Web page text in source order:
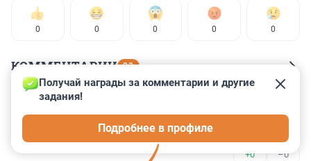
0 0 0 0 0
КОММЕНТАРИИ 23
Гость
А где у нас погонщик ишаков?
+0 –0
Получай награды за комментарии и другие
задания!
Подробнее в профиле